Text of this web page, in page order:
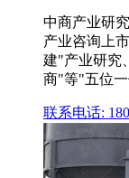
中商产业研
产业咨询上
建"产业研究
商"等"五位一
联系电话: